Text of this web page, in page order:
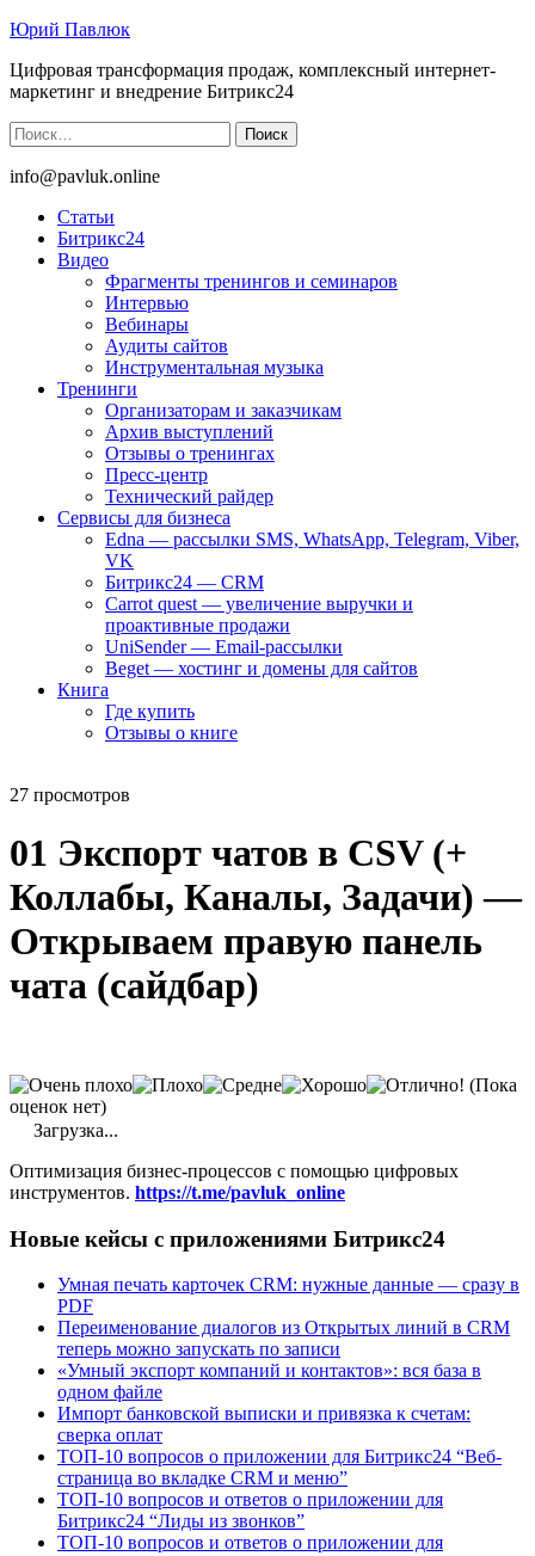
Юрий Павлюк
Цифровая трансформация продаж, комплексный интернет-
маркетинг и внедрение Битрикс24
Найти:
info@pavluk.online
Статьи
Битрикс24
Видео
Фрагменты тренингов и семинаров
Интервью
Вебинары
Аудиты сайтов
Инструментальная музыка
Тренинги
Организаторам и заказчикам
Архив выступлений
Отзывы о тренингах
Пресс-центр
Технический райдер
Сервисы для бизнеса
Edna — рассылки SMS, WhatsApp, Telegram, Viber,
VK
Битрикс24 — CRM
Carrot quest — увеличение выручки и
проактивные продажи
UniSender — Email-рассылки
Beget — хостинг и домены для сайтов
Книга
Где купить
Отзывы о книге
27 просмотров
01 Экспорт чатов в CSV (+
Коллабы, Каналы, Задачи) —
Открываем правую панель
чата (сайдбар)
(Пока
оценок нет)
Загрузка...
Оптимизация бизнес-процессов с помощью цифровых
инструментов. https://t.me/pavluk_online
Новые кейсы с приложениями Битрикс24
Умная печать карточек CRM: нужные данные — сразу в
PDF
Переименование диалогов из Открытых линий в CRM
теперь можно запускать по записи
«Умный экспорт компаний и контактов»: вся база в
одном файле
Импорт банковской выписки и привязка к счетам:
сверка оплат
ТОП-10 вопросов о приложении для Битрикс24 “Веб-
страница во вкладке CRM и меню”
ТОП-10 вопросов и ответов о приложении для
Битрикс24 “Лиды из звонков”
ТОП-10 вопросов и ответов о приложении для